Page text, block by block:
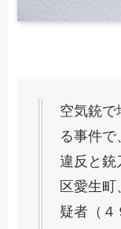
空気銃で
る事件
違反と銃
区愛生
疑者（４